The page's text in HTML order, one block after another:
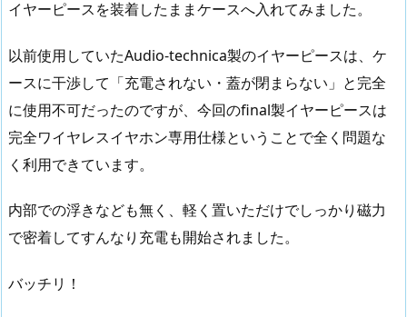
イヤーピースを装着したままケースへ入れてみました。
以前使用していたAudio-technica製のイヤーピースは、ケ
ースに干渉して「充電されない・蓋が閉まらない」と完全
に使用不可だったのですが、今回のfinal製イヤーピースは
完全ワイヤレスイヤホン専用仕様ということで全く問題な
く利用できています。
内部での浮きなども無く、軽く置いただけでしっかり磁力
で密着してすんなり充電も開始されました。
バッチリ！